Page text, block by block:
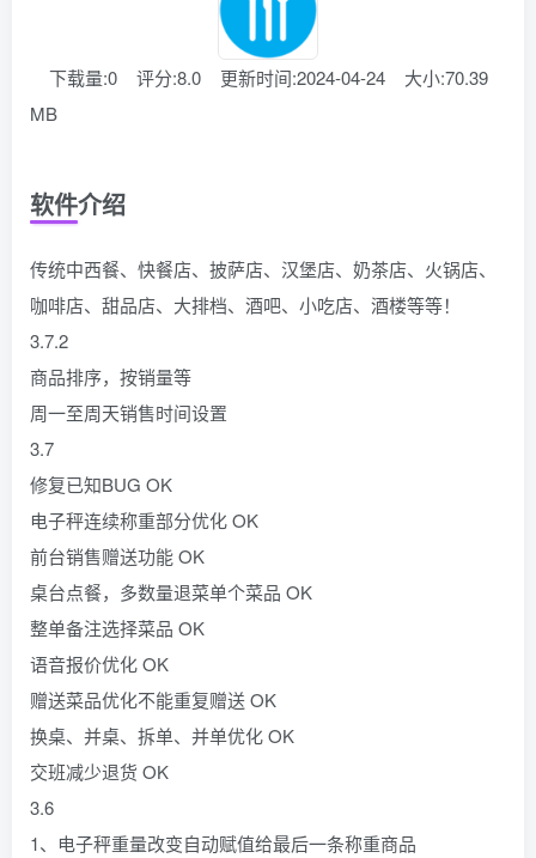
下载量:0 评分:8.0 更新时间:2024-04-24
大小:70.39
MB
软件介绍
传统中西餐、快餐店、披萨店、汉堡店、奶茶店、火锅店、
咖啡店、甜品店、大排档、酒吧、小吃店、酒楼等等！
3.7.2
商品排序，按销量等
周一至周天销售时间设置
3.7
修复已知BUG OK
电子秤连续称重部分优化 OK
前台销售赠送功能 OK
桌台点餐，多数量退菜单个菜品 OK
整单备注选择菜品 OK
语音报价优化 OK
赠送菜品优化不能重复赠送 OK
换桌、并桌、拆单、并单优化 OK
交班减少退货 OK
3.6
1、电子秤重量改变自动赋值给最后一条称重商品